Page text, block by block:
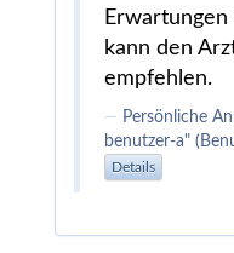
kann den
empfehlen.
Persönliche
benutzer-a"
Details